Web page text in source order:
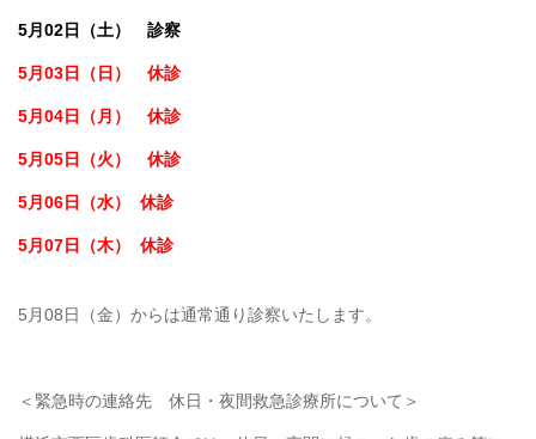
5月02日（土） 診察
5月03日（日） 休診
5月04日（月） 休診
5月05日（火） 休診
5月06日（水） 休診
5月07日（木） 休診
5月08日（金）からは通常通り診察いたします。
＜緊急時の連絡先 休日・夜間救急診療所について＞